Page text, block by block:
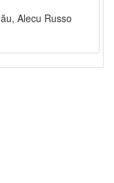
Alecu Russo